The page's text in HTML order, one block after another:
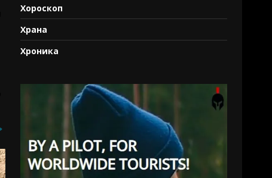
Хороскоп
Храна
Хроника